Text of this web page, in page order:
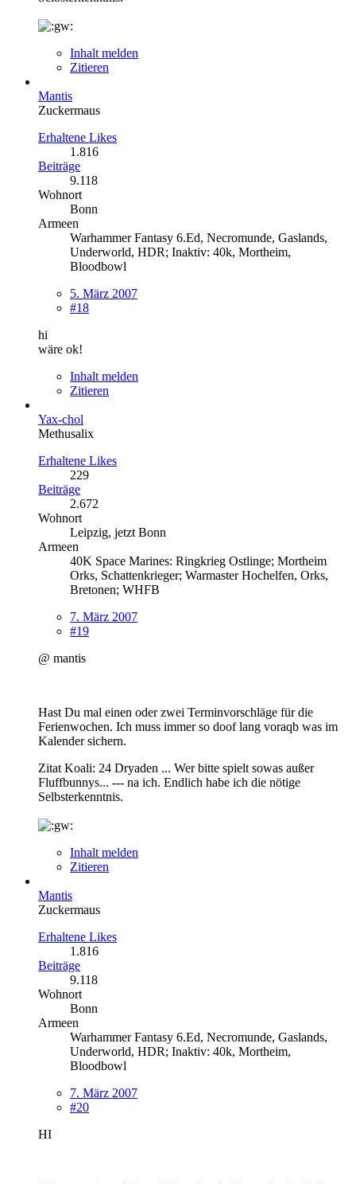
Inhalt melden
Zitieren
Mantis
Zuckermaus
Erhaltene Likes
1.816
Beiträge
9.118
Wohnort
Bonn
Armeen
Warhammer Fantasy 6.Ed, Necromunde, Gaslands,
Underworld, HDR; Inaktiv: 40k, Mortheim,
Bloodbowl
5. März 2007
#18
hi
wäre ok!
Inhalt melden
Zitieren
Yax-chol
Methusalix
Erhaltene Likes
229
Beiträge
2.672
Wohnort
Leipzig, jetzt Bonn
Armeen
40K Space Marines: Ringkrieg Ostlinge; Mortheim
Orks, Schattenkrieger; Warmaster Hochelfen, Orks,
Bretonen; WHFB
7. März 2007
#19
@ mantis
Hast Du mal einen oder zwei Terminvorschläge für die
Ferienwochen. Ich muss immer so doof lang voraqb was im
Kalender sichern.
Zitat Koali: 24 Dryaden ... Wer bitte spielt sowas außer
Fluffbunnys... --- na ich. Endlich habe ich die nötige
Selbsterkenntnis.
Inhalt melden
Zitieren
Mantis
Zuckermaus
Erhaltene Likes
1.816
Beiträge
9.118
Wohnort
Bonn
Armeen
Warhammer Fantasy 6.Ed, Necromunde, Gaslands,
Underworld, HDR; Inaktiv: 40k, Mortheim,
Bloodbowl
7. März 2007
#20
HI